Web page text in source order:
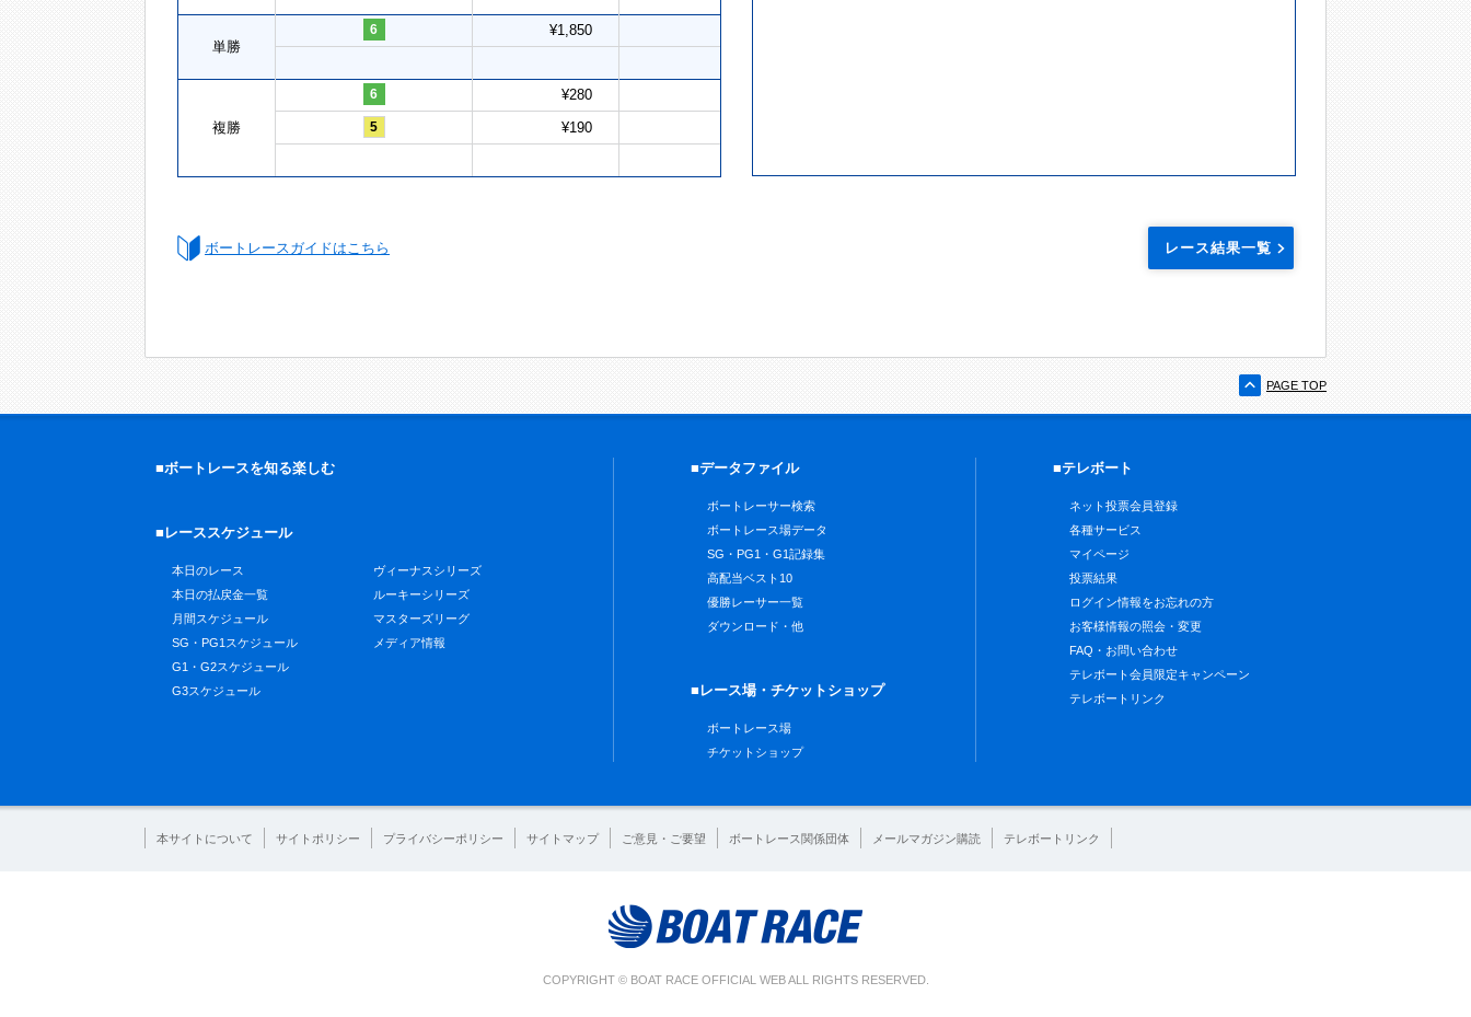
単勝
6 ¥1,850
複勝
6 ¥280
5 ¥190
ボートレースガイドはこちら レース結果一覧
PAGE TOP
■ボートレースを知る楽しむ
■レーススケジュール
本日のレース
本日の払戻金一覧
月間スケジュール
SG・PG1スケジュール
G1・G2スケジュール
G3スケジュール
ヴィーナスシリーズ
ルーキーシリーズ
マスターズリーグ
メディア情報
■データファイル
ボートレーサー検索
ボートレース場データ
SG・PG1・G1記録集
高配当ベスト10
優勝レーサー一覧
ダウンロード・他
■レース場・チケットショップ
ボートレース場
チケットショップ
■テレボート
ネット投票会員登録
各種サービス
マイページ
投票結果
ログイン情報をお忘れの方
お客様情報の照会・変更
FAQ・お問い合わせ
テレボート会員限定キャンペーン
テレボートリンク
本サイトについて サイトポリシー プライバシーポリシー サイトマップ ご意見・ご要望 ボートレース関係団体 メールマガジン購読 テレボートリンク
COPYRIGHT © BOAT RACE OFFICIAL WEB ALL RIGHTS RESERVED.